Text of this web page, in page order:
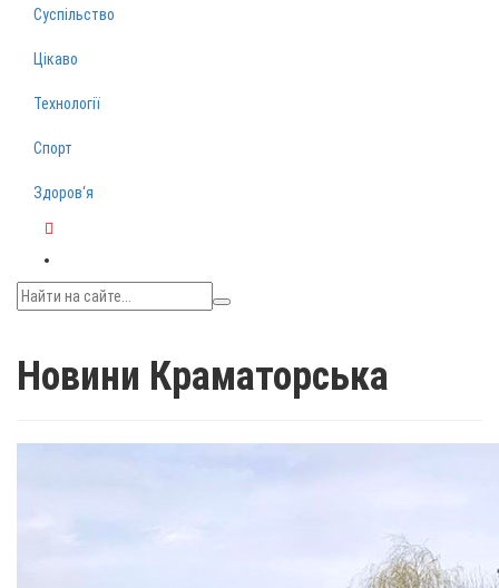
Суспільство
Цікаво
Технології
Спорт
Здоров‘я
Новини Краматорська